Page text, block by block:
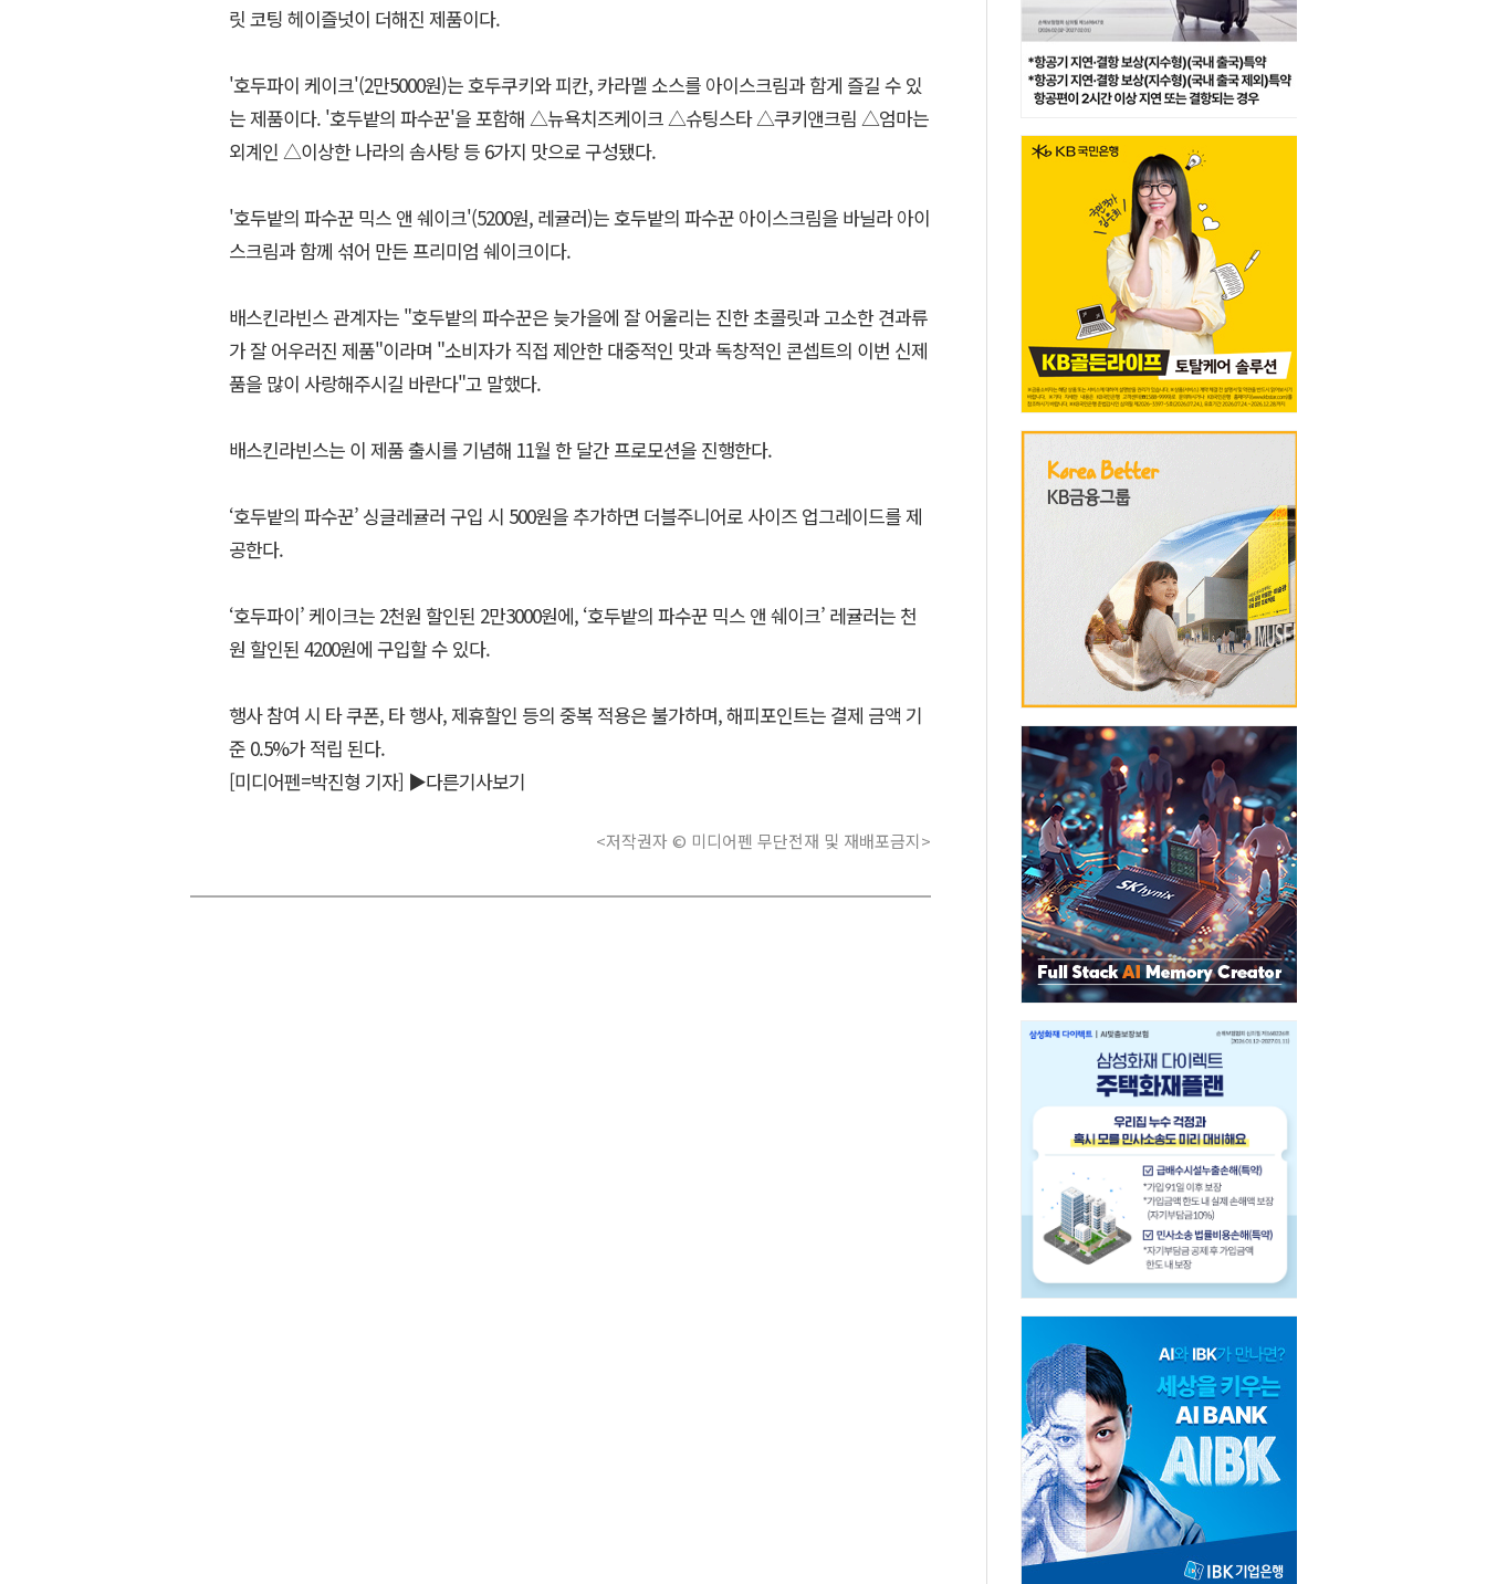
릿 코팅 헤이즐넛이 더해진 제품이다.
'호두파이 케이크'(2만5000원)는 호두쿠키와 피칸, 카라멜 소스를 아이스크림과 함게 즐길 수 있
는 제품이다. '호두밭의 파수꾼'을 포함해 △뉴욕치즈케이크 △슈팅스타 △쿠키앤크림 △엄마는
외계인 △이상한 나라의 솜사탕 등 6가지 맛으로 구성됐다.
'호두밭의 파수꾼 믹스 앤 쉐이크'(5200원, 레귤러)는 호두밭의 파수꾼 아이스크림을 바닐라 아이
스크림과 함께 섞어 만든 프리미엄 쉐이크이다.
배스킨라빈스 관계자는 "호두밭의 파수꾼은 늦가을에 잘 어울리는 진한 초콜릿과 고소한 견과류
가 잘 어우러진 제품"이라며 "소비자가 직접 제안한 대중적인 맛과 독창적인 콘셉트의 이번 신제
품을 많이 사랑해주시길 바란다"고 말했다.
배스킨라빈스는 이 제품 출시를 기념해 11월 한 달간 프로모션을 진행한다.
‘호두밭의 파수꾼’ 싱글레귤러 구입 시 500원을 추가하면 더블주니어로 사이즈 업그레이드를 제
공한다.
‘호두파이’ 케이크는 2천원 할인된 2만3000원에, ‘호두밭의 파수꾼 믹스 앤 쉐이크’ 레귤러는 천
원 할인된 4200원에 구입할 수 있다.
행사 참여 시 타 쿠폰, 타 행사, 제휴할인 등의 중복 적용은 불가하며, 해피포인트는 결제 금액 기
준 0.5%가 적립 된다.
[미디어펜=박진형 기자] ▶다른기사보기
<저작권자 © 미디어펜 무단전재 및 재배포금지>